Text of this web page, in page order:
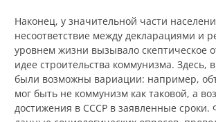
Наконец, у значительной части
несоответствие между декларациями и
уровнем жизни вызывало скептическое
идее строительства коммунизма. Здесь,
были возможны вариации: например,
мог быть не коммунизм как таковой, а
достижения в СССР в заявленные сроки.